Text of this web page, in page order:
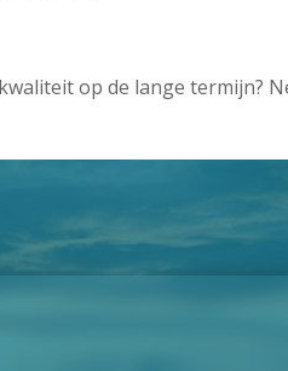
op de lange termijn?